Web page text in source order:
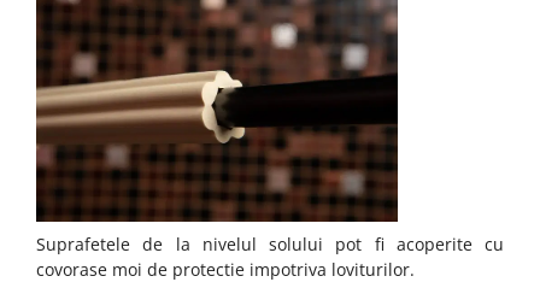
Suprafetele de la nivelul solului pot fi acoperite cu
covorase moi de protectie impotriva loviturilor.